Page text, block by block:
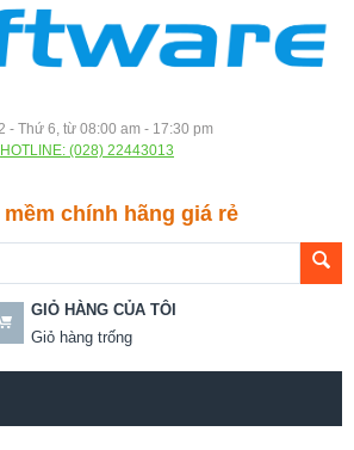
- Thứ 6, từ 08:00 am - 17:30 pm
HOTLINE: (028) 22443013
chính hãng giá rẻ
GIỎ HÀNG CỦA TÔI
Giỏ hàng trống